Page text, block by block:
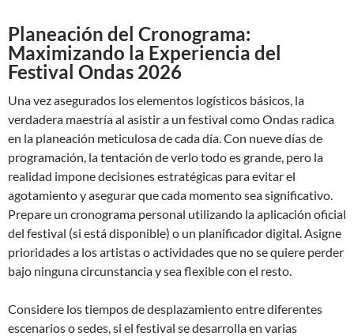
Planeación del Cronograma:
Maximizando la Experiencia del
Festival Ondas 2026
Una vez asegurados los elementos logísticos básicos, la
verdadera maestría al asistir a un festival como Ondas radica
en la planeación meticulosa de cada día. Con nueve días de
programación, la tentación de verlo todo es grande, pero la
realidad impone decisiones estratégicas para evitar el
agotamiento y asegurar que cada momento sea significativo.
Prepare un cronograma personal utilizando la aplicación oficial
del festival (si está disponible) o un planificador digital. Asigne
prioridades a los artistas o actividades que no se quiere perder
bajo ninguna circunstancia y sea flexible con el resto.
Considere los tiempos de desplazamiento entre diferentes
escenarios o sedes, si el festival se desarrolla en varias